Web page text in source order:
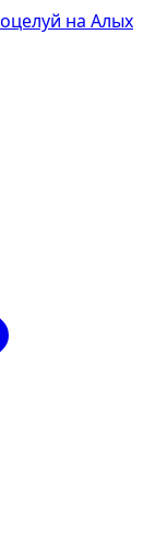
на Алых